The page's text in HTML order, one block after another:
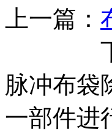
上一篇：
下一
脉冲布袋
一部件进